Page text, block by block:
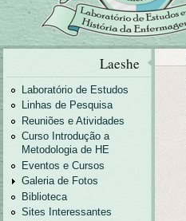
Laeshe
Laboratório de Estudos
Linhas de Pesquisa
Reuniões e Atividades
Curso Introdução a
Metodologia de HE
Eventos e Cursos
Galeria de Fotos
Biblioteca
Sites Interessantes